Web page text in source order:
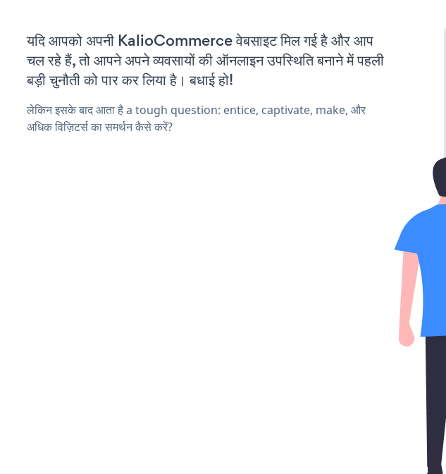
यदि आपको अपनी KalioCommerce वेबसाइट मिल गई है और आप
चल रहे हैं, तो आपने अपने व्यवसायों की ऑनलाइन उपस्थिति बनाने में पहली
बड़ी चुनौती को पार कर लिया है। बधाई हो!
लेकिन इसके बाद आता है a tough question: entice, captivate, make, और
अधिक विज़िटर्स का समर्थन कैसे करें?